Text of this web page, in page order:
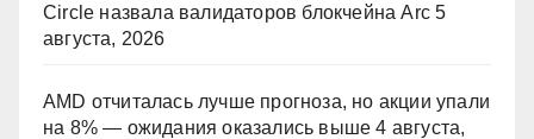
Circle назвала валидаторов блокчейна Arc 5
августа, 2026
AMD отчиталась лучше прогноза, но акции упали
на 8% — ожидания оказались выше 4 августа,